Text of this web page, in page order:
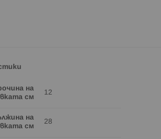
на
см
12
на
см
28